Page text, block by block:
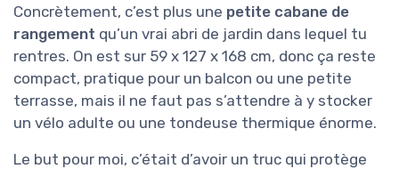
Concrètement, c’est plus une petite cabane de
rangement qu’un vrai abri de jardin dans lequel tu
rentres. On est sur 59 x 127 x 168 cm, donc ça reste
compact, pratique pour un balcon ou une petite
terrasse, mais il ne faut pas s’attendre à y stocker
un vélo adulte ou une tondeuse thermique énorme.
Le but pour moi, c’était d’avoir un truc qui protège